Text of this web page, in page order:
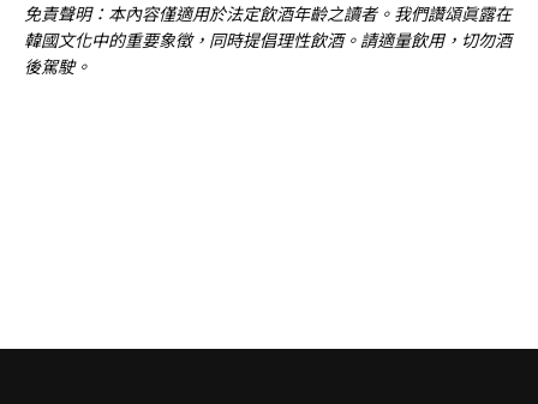
免責聲明：本內容僅適用於法定飲酒年齡之讀者。我們讚頌眞露在
韓國文化中的重要象徵，同時提倡理性飲酒。請適量飲用，切勿酒
後駕駛。